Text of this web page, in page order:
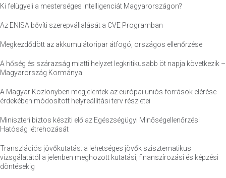
Ki felügyeli a mesterséges intelligenciát Magyarországon?
Az ENISA bővíti szerepvállalását a CVE Programban
Megkezdődött az akkumulátoripar átfogó, országos ellenőrzése
A hőség és szárazság miatti helyzet legkritikusabb öt napja következik –
Magyarország Kormánya
A Magyar Közlönyben megjelentek az európai uniós források elérése
érdekében módosított helyreállítási terv részletei
Miniszteri biztos készíti elő az Egészségügyi Minőségellenőrzési
Hatóság létrehozását
Transzlációs jövőkutatás: a lehetséges jövők szisztematikus
vizsgálatától a jelenben meghozott kutatási, finanszírozási és képzési
döntésekig